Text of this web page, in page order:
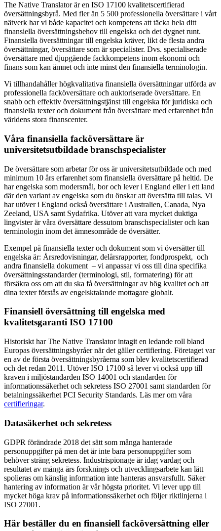
The Native Translator är en ISO 17100 kvalitetscertifierad
översättningsbyrå. Med fler än 5 500 professionella översättare i vårt
nätverk har vi både kapacitet och kompetens att täcka hela ditt
finansiella översättningsbehov till engelska och det dygnet runt.
Finansiella översättningar till engelska kräver, likt de flesta andra
översättningar, översättare som är specialister. Dvs. specialiserade
översättare med djupgående fackkompetens inom ekonomi och
finans som kan ämnet och inte minst den finansiella terminologin.
Vi tillhandahåller högkvalitativa finansiella översättningar utförda av
professionella facköversättare och auktoriserade översättare. En
snabb och effektiv översättningstjänst till engelska för juridiska och
finansiella texter och dokument från översättare med erfarenhet från
världens stora finanscenter.
Våra finansiella facköversättare är
universitetsutbildade branschspecialister
De översättare som arbetar för oss är universitetsutbildade och med
minimum 10 års erfarenhet som finansiella översättare på heltid. De
har engelska som modersmål, bor och lever i England eller i ett land
där den variant av engelska som du önskar att översätta till talas. Vi
har utöver i England också översättare i Australien, Canada, Nya
Zeeland, USA samt Sydafrika. Utöver att vara mycket duktiga
lingvister är våra översättare dessutom branschspecialister och kan
terminologin inom det ämnesområde de översätter.
Exempel på finansiella texter och dokument som vi översätter till
engelska är: Årsredovisningar, delårsrapporter, fondprospekt, och
andra finansiella dokument – vi anpassar vi oss till dina specifika
översättningsstandarder (terminologi, stil, formatering) för att
försäkra oss om att du ska få översättningar av hög kvalitet och att
dina texter förstås av engelsktalande mottagare globalt.
Finansiell översättning till engelska med
kvalitetsgaranti ISO 17100
Historiskt har The Native Translator intagit en ledande roll bland
Europas översättningsbyråer när det gäller certifiering. Företaget var
en av de första översättningsbyråerna som blev kvalitetscertifierad
och det redan 2011. Utöver ISO 17100 så lever vi också upp till
kraven i miljöstandarden ISO 14001 och standarden för
informationssäkerhet och sekretess ISO 27001 samt standarden för
betalningssäkerhet PCI Security Standards. Läs mer om våra
certifieringar.
Datasäkerhet och sekretess
GDPR förändrade 2018 det sätt som många hanterade
personuppgifter på men det är inte bara personuppgifter som
behöver sträng sekretess. Industrispionage är idag vardag och
resultatet av många års forsknings och utvecklingsarbete kan lätt
spolieras om känslig information inte hanteras ansvarsfullt. Säker
hantering av information är vår högsta prioritet. Vi lever upp till
mycket höga krav på informationssäkerhet och följer riktlinjerna i
ISO 27001.
Här beställer du en finansiell facköversättning eller